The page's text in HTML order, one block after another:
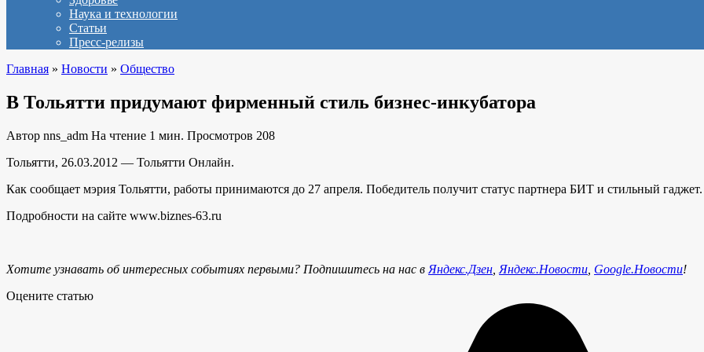
Наука и технологии
Статьи
Пресс-релизы
Главная » Новости » Общество
В Тольятти придумают фирменный стиль бизнес-инкубатора
Автор nns_adm На чтение 1 мин. Просмотров 208
Тольятти, 26.03.2012 — Тольятти Онлайн.
Как сообщает мэрия Тольятти, работы принимаются до 27 апреля. Победитель получит статус партнера БИТ и стильный
Подробности на сайте www.biznes-63.ru
Хотите узнавать об интересных событиях первыми? Подпишитесь на нас в Яндекс.Дзен Яндекс.Новости Google.Новости!
Оцените статью